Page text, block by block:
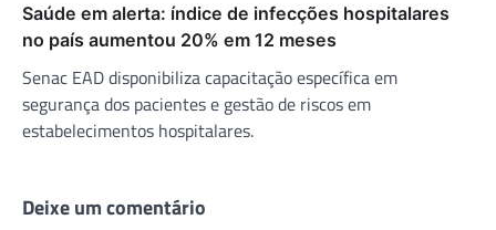
Saúde em alerta: índice de infecções hospitalares
no país aumentou 20% em 12 meses
Senac EAD disponibiliza capacitação específica em
segurança dos pacientes e gestão de riscos em
estabelecimentos hospitalares.
Deixe um comentário